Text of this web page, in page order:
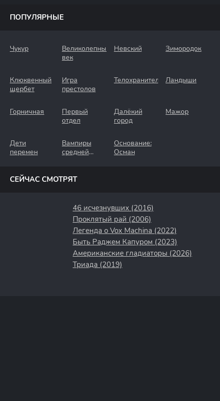
ПОПУЛЯРНЫЕ
Чукур
Великолепный
век
Невский Зимородок
Клюквенный
щербет
Игра
престолов
Телохранители Ландыши
Горничная
Первый
отдел
Далёкий
город
Мажор
Дети
перемен
Вампиры
средней
Основание:
Осман
СЕЙЧАС СМОТРЯТ
46 исчезнувших (2016)
Проклятый рай (2006)
Легенда о Vox Machina (2022)
Быть Раджем Капуром (2023)
Американские гладиаторы (2026)
Триада (2019)